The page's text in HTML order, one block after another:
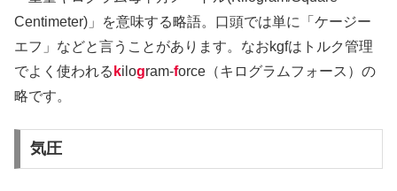
Centimeter)」を意味する略語。口頭では単に「ケージー
エフ」などと言うことがあります。なおkgfはトルク管理
でよく使われる kilogram-force（キログラムフォース）の
略です。
気圧